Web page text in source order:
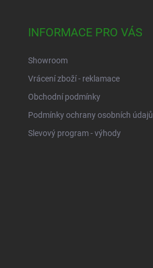
INFORMACE PRO VÁS
Showroom
Vrácení zboží - reklamace
Obchodní podmínky
Podmínky ochrany osobních údajů
Slevový program - výhody